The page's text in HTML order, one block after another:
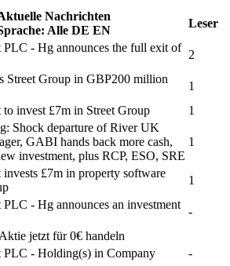
Nachrichten
Alle DE EN
Leser
PLC - Hg announces the full exit of
2
Street Group in GBP200 million
1
to invest £7m in Street Group 1
Shock departure of River UK
GABI hands back more cash,
investment, plus RCP, ESO, SRE
1
invests £7m in property software
1
PLC - Hg announces an investment
-
Aktie jetzt für 0€ handeln
PLC - Holding(s) in Company -